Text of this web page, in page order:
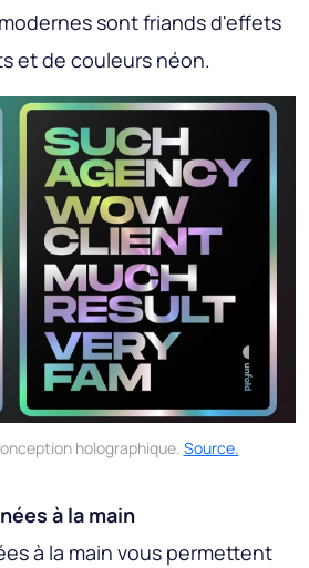
sont friands d'effets
et de couleurs néon.
holographique. Source.
à la main
à la main vous permettent